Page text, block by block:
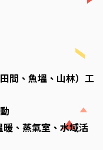
間、魚塭、山林）工
、蒸氣室、水域活